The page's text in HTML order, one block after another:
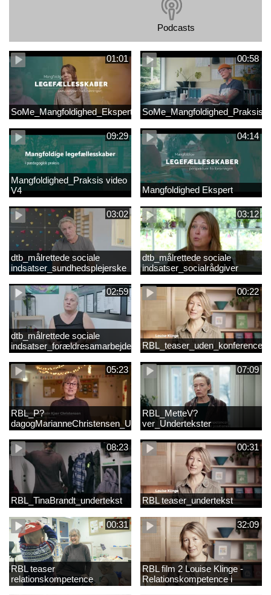
Podcasts
01:01
SoMe_Mangfoldighed_Ekspert
00:58
SoMe_Mangfoldighed_Praksis
09:29
Mangfoldighed_Praksis video
V4
04:14
Mangfoldighed Ekspert
03:02
dtb_målrettede sociale
indsatser_sundhedsplejerske
(Original).mp4
03:12
dtb_målrettede sociale
indsatser_socialrådgiver
(Original).mp4
02:59
dtb_målrettede sociale
indsatser_forældresamarbejde
(Original).mp4
00:22
05:23
RBL_P?
dagogMarianneChristensen_Undertekst
07:09
RBL_MetteV?
ver_Undertekster
08:23
RBL_TinaBrandt_undertekst
00:31
RBL teaser_undertekst
00:31
RBL teaser
relationskompetence
32:09
RBL film 2 Louise Klinge -
Relationskompetence i
praksis